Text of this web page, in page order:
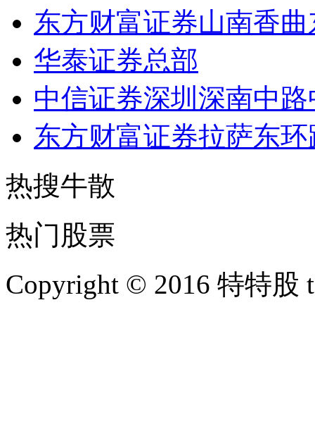
东方财富证券山南香
华泰证券总部
中信证券深圳深南中
东方财富证券拉萨东
热搜牛散
热门股票
Copyright © 2016 特特股